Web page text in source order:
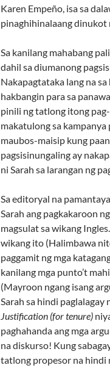
Karen Empeño, isa sa
pinaghihinalaang dinukot
Sa kanilang mahabang
dahil sa diumanong
Nakapagtataka lang na
hakbangin para sa
pinili ng tatlong itong
makatulong sa
maubos-maisip kung
pagsisinungaling ay
ni Sarah sa larangan ng
Sa editoryal na
Sarah ang pagkakaroon
magsulat sa wikang
wikang ito (Halimbawa
paggamit ng mga
kanilang mga punto’t
(Mayroon ngang isang
Sarah sa hindi paglalagay
Justification (for tenure)
paghahanda ang mga
na diskurso! Kung
tatlong propesor na hindi